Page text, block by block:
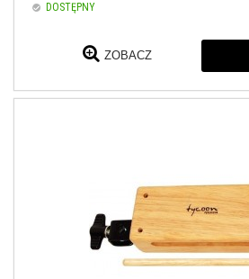
DOSTĘPNY
ZOBACZ